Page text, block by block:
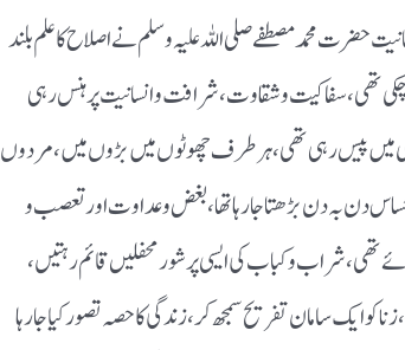
محمد مصطفے صلی اللہ علیہ وسلم نے اصلاح کا علم بلند
تھی ،سفاکیت و شقاوت، شرافت وانسانیت پر ہنس رہی
چکی میں پیس رہی تھی ، ہر طرف چھوٹوں میں بڑوں میں ، مردوں
دن بہ دن بڑھتا جارہا تھا ، بغض وعداوت اور تعصب و
، شراب و کباب کی ایسی پر شور محفلیں قائم رہتیں ،
ایک سامان تفریح سمجھ کر ، زندگی کا حصہ تصور کیا جارہا